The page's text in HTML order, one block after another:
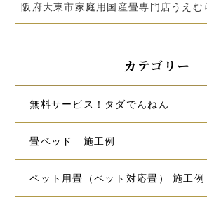
阪府大東市家庭用国産畳専門店うえむ
カテゴリー
無料サービス！タダでんねん
畳ベッド 施工例
ペット用畳（ペット対応畳） 施工例